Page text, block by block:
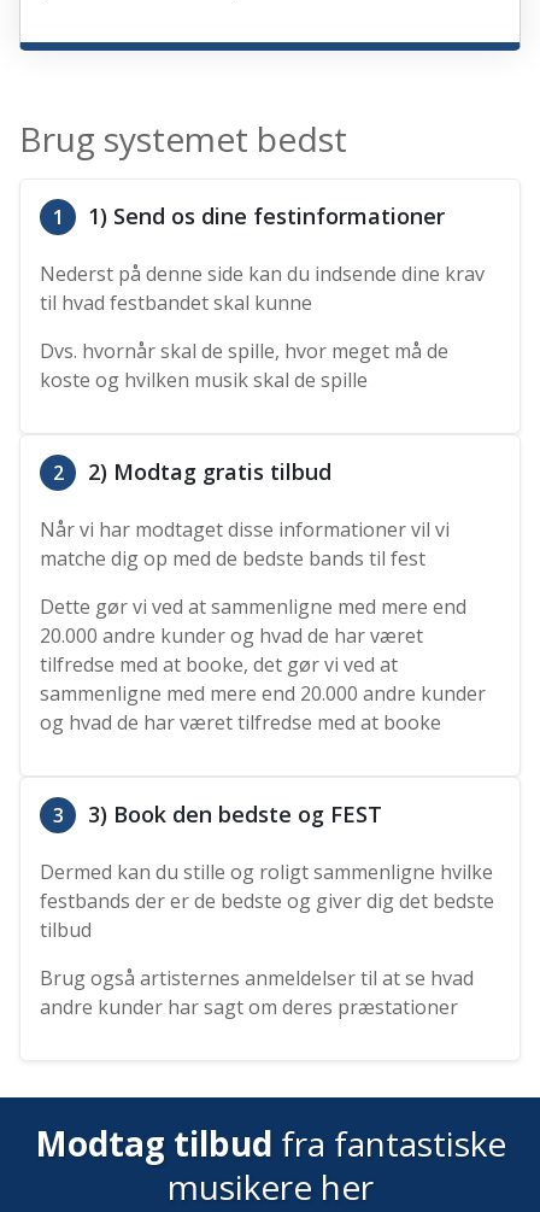
Brug systemet bedst
1 1) Send os dine festinformationer
Nederst på denne side kan du indsende dine krav
til hvad festbandet skal kunne
Dvs. hvornår skal de spille, hvor meget må de
koste og hvilken musik skal de spille
2 2) Modtag gratis tilbud
Når vi har modtaget disse informationer vil vi
matche dig op med de bedste bands til fest
Dette gør vi ved at sammenligne med mere end
20.000 andre kunder og hvad de har været
tilfredse med at booke, det gør vi ved at
sammenligne med mere end 20.000 andre kunder
og hvad de har været tilfredse med at booke
3 3) Book den bedste og FEST
Dermed kan du stille og roligt sammenligne hvilke
festbands der er de bedste og giver dig det bedste
tilbud
Brug også artisternes anmeldelser til at se hvad
andre kunder har sagt om deres præstationer
Modtag tilbud fra fantastiske
musikere her